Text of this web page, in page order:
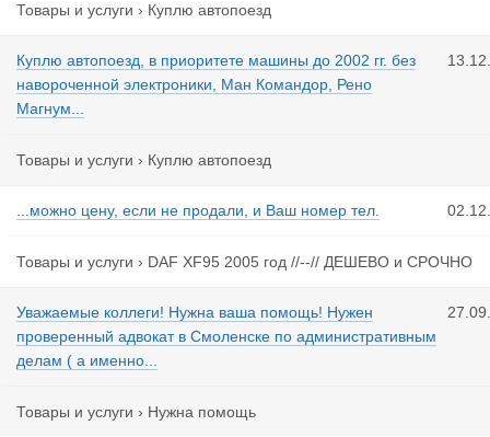
Товары и услуги › Куплю автопоезд
Куплю автопоезд, в приоритете машины до 2002 гг. без
навороченной электроники, Ман Командор, Рено
Магнум...
Товары и услуги › Куплю автопоезд
...можно цену, если не продали, и Ваш номер тел.
Товары и услуги › DAF XF95 2005 год //--// ДЕШЕВО и СРОЧНО
Уважаемые коллеги! Нужна ваша помощь! Нужен
проверенный адвокат в Смоленске по административным
делам ( а именно...
Товары и услуги › Нужна помощь